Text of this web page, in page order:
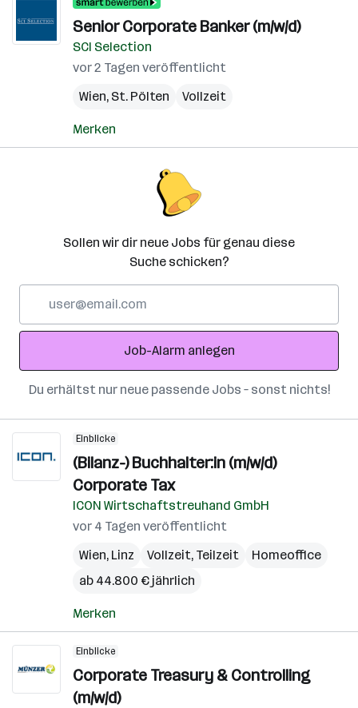
Senior Corporate Banker (m/w/d)
SCI Selection
vor 2 Tagen veröffentlicht
Wien, St. Pölten Vollzeit
Merken
Sollen wir dir neue Jobs für genau diese
Suche schicken?
Adresse
Job-Alarm anlegen
Du erhältst nur neue passende Jobs – sonst nichts!
Einblicke
(Bilanz-) Buchhalter:in (m/w/d)
Corporate Tax
ICON Wirtschaftstreuhand GmbH
vor 4 Tagen veröffentlicht
Wien, Linz Vollzeit, Teilzeit
Homeoffice
ab 44.800 € jährlich
Merken
Einblicke
Corporate Treasury & Controlling
(m/w/d)